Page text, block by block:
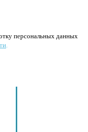
персональных данных
.